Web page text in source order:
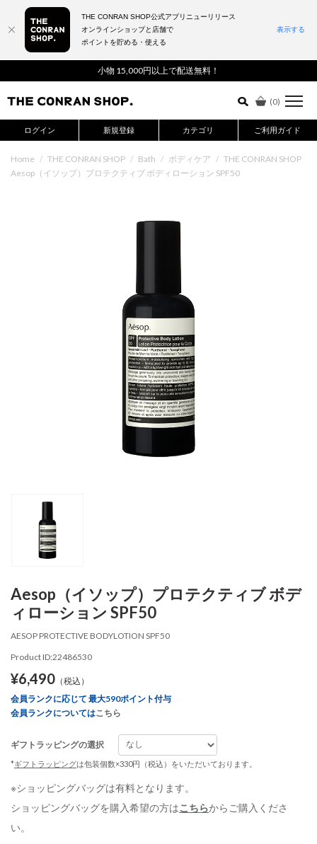
小物 15,000円以上で配送無料！
(0)
ログイン 新規登録 カテゴリ ご利用ガイド
詳細検索はこちら
Home / THE CONRAN SHOP / Bath / ボディケア / THE CONRAN SHOP
Aesop（イソップ）プロテクティブ ボディローション SPF50
Aesop（イソップ）プロテクティブ ボデ
ィローション SPF50
AESOP PROTECTIVE BODYLOTION SPF50
Product ID:22486530
¥6,490 （税込）
会員ランクに応じて 最大590ポイント付与
会員ランクについてはこちら
ギフトラッピングの選択
*ギフトラッピングは包装個数×330円（税込）をいただいております。
※ショッピングバッグは有料となります。
ショッピングバッグを購入希望の方はこちらからご購入くださ
い。
THE CONRAN SHOP公式アプリニューリリース
オンラインショップと店舗で
ポイントを貯める・使える
表示する